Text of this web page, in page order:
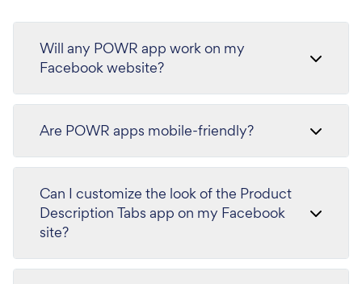
Will any POWR app work on my
Facebook website?
Are POWR apps mobile-friendly?
Can I customize the look of the Product
Description Tabs app on my Facebook
site?